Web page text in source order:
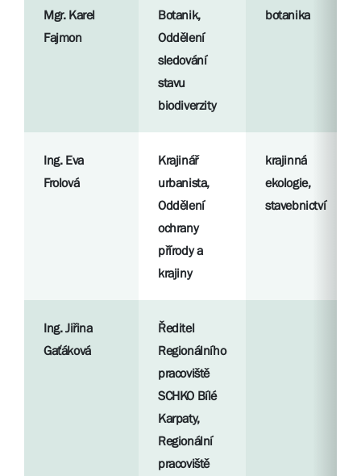
Mgr. Karel
Fajmon
Botanik,
Oddělení
sledování
stavu
biodiverzity
botanika
Ing. Eva
Frolová
Krajinář
urbanista,
Oddělení
ochrany
přírody a
krajiny
krajinná
ekologie,
stavebnictví
Ing. Jiřina
Gaťáková
Ředitel
Regionálního
pracoviště
SCHKO Bílé
Karpaty,
Regionální
pracoviště